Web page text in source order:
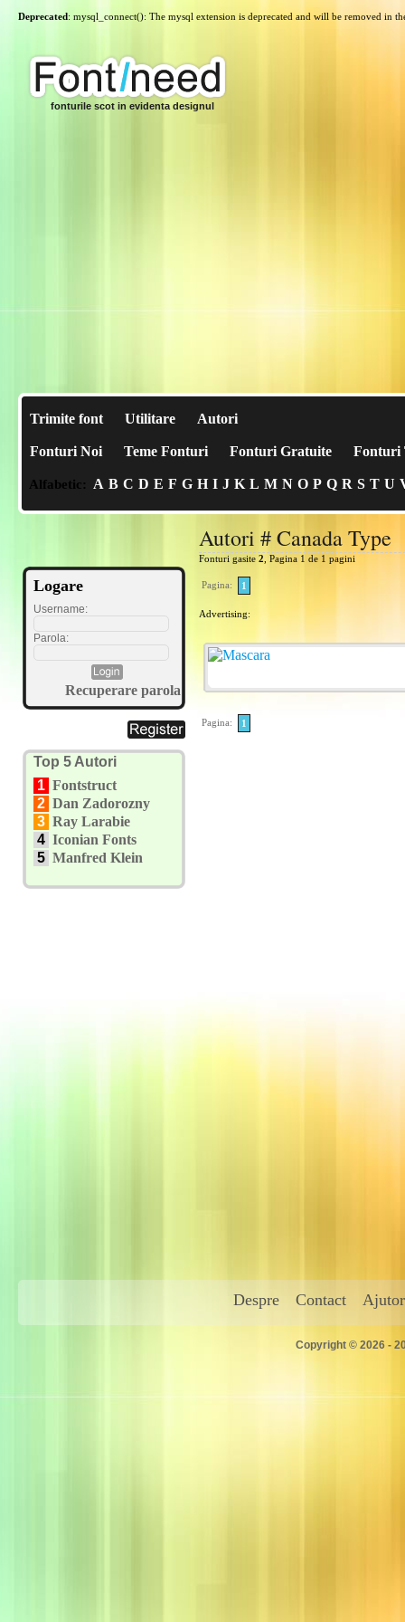
Deprecated: mysql_connect(): The mysql extension is deprecated and will be removed in
fonturile scot in evidenta designul
Trimite font Utilitare Autori
Fonturi Noi Teme Fonturi Fonturi Gratuite Fonturi
Alfabetic: A B C D E F G H I J K L M N O P Q R S T U
Logare
Username:
Parola:
Recuperare parola
Top 5 Autori
1 Fontstruct
2 Dan Zadorozny
3 Ray Larabie
4 Iconian Fonts
5 Manfred Klein
Autori # Canada Type
Fonturi gasite 2 , Pagina 1 de 1 pagini
Pagina: 1
Advertising:
Pagina: 1
Despre Contact Ajutor
Copyright © 2026 -